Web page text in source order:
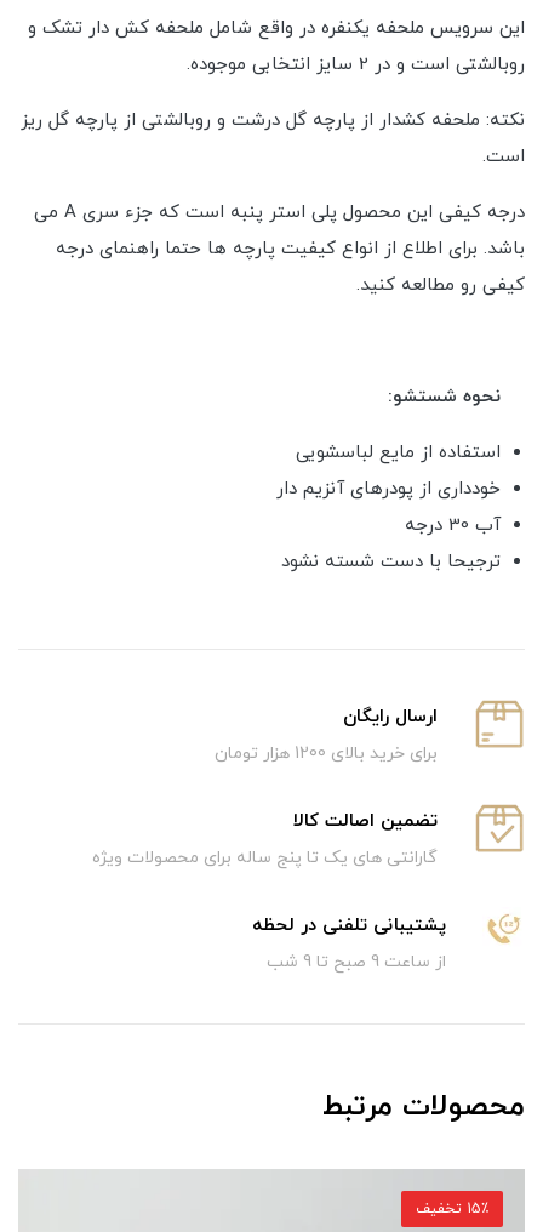
این سرویس ملحفه یکنفره در واقع شامل ملحفه کش دار تشک و
روبالشتی است و در 2 سایز انتخابی موجوده.
نکته: ملحفه کشدار از پارچه گل درشت و روبالشتی از پارچه گل ریز
است.
درجه کیفی این محصول پلی استر پنبه است که جزء سری A می
باشد. برای اطلاع از انواع کیفیت پارچه ها حتما راهنمای درجه
کیفی رو مطالعه کنید.
نحوه شستشو:
استفاده از مایع لباسشویی
خودداری از پودرهای آنزیم دار
آب 30 درجه
ترجیحا با دست شسته نشود
ارسال رایگان
برای خرید بالای 1200 هزار تومان
تضمین اصالت کالا
گارانتی های یک تا پنج ساله برای محصولات ویژه
پشتیبانی تلفنی در لحظه
از ساعت 9 صبح تا 9 شب
محصولات مرتبط
15٪ تخفیف